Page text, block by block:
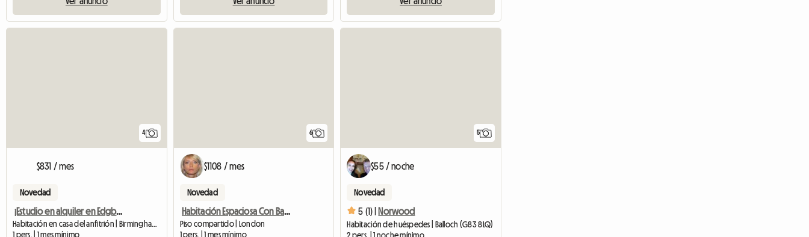
4
$831 / mes
Novedad
¡Estudio en alquiler en Edgbaston!
Habitación en casa del anfitrión | Birmingham (B16 9AU)
1 pers. | 1 mes mínimo
6
$1108 / mes
Novedad
Habitación Espaciosa Con Baño
Piso compartido | London
1 pers. | 1 mes mínimo
5
$55 / noche
Novedad
5 (1) | Norwood
Habitación de huéspedes | Balloch (G83 8LQ)
2 pers. | 1 noche mínimo